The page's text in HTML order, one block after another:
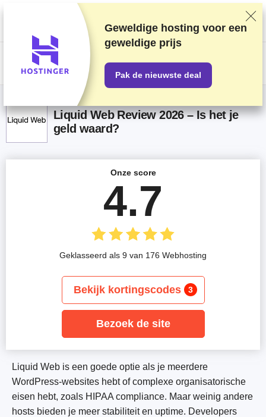
We rangschikken providers op basis van grondige tests en onderzoek,
maar houden ook rekening met feedback van onze lezers en onze
commerciële overeenkomsten met providers. Deze pagina bevat
affiliatelinks.
Openbaarmaking van advertenties
US$
Liquid Web Review 2026 – Is het je
geld waard?
Liquid Web is een goede optie als je meerdere
WordPress-websites hebt of complexe organisatorische
eisen hebt, zoals HIPAA compliance. Maar weinig andere
hosts bieden je meer stabiliteit en uptime. Developers
Onze score
4.7
Geklasseerd als 9 van 176 Webhosting
Bekijk kortingscodes 3
Bezoek de site
Geweldige hosting voor een
geweldige prijs
Pak de nieuwste deal